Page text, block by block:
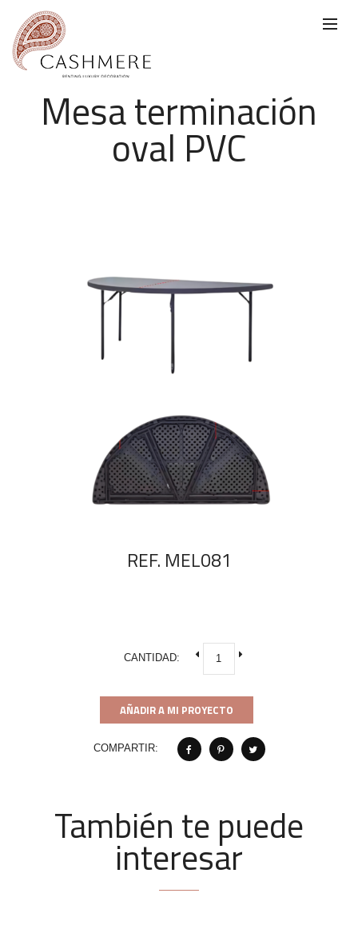
Mesa terminación
oval PVC
REF. MEL081
CANTIDAD:
AÑADIR A MI PROYECTO
COMPARTIR:
También te puede
interesar